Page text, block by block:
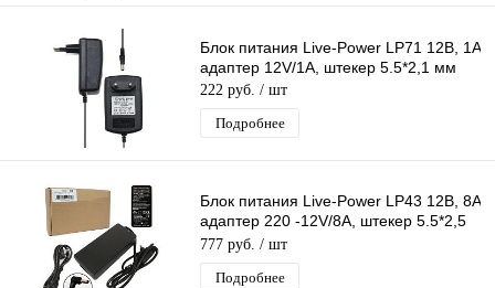
Блок питания Live-Power LP71 12В, 1A
адаптер 12V/1A, штекер 5.5*2,1 мм
222 руб. / шт
Подробнее
Блок питания Live-Power LP43 12В, 8A
адаптер 220 -12V/8A, штекер 5.5*2,5
мм
777 руб. / шт
Подробнее